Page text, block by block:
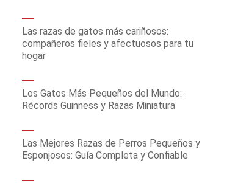
Las razas de gatos más cariñosos:
compañeros fieles y afectuosos para tu
hogar
Los Gatos Más Pequeños del Mundo:
Récords Guinness y Razas Miniatura
Las Mejores Razas de Perros Pequeños y
Esponjosos: Guía Completa y Confiable